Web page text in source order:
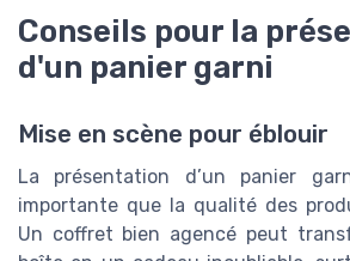
Conseils pour la
d'un panier garni
Mise en scène pour éblouir
La présentation d’un panier
importante que la qualité des
Un coffret bien agencé peut